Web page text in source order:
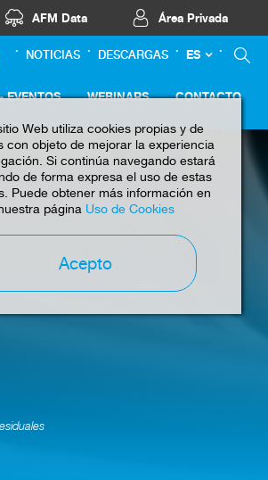
AFM Data Área Privada
NOTICIAS DESCARGAS ES
EVENTOS WEBINARS CONTACTO
Web utiliza cookies propias y de
con objeto de mejorar la experiencia
Si continúa navegando estará
de forma expresa el uso de estas
Puede obtener más información en
página Uso de Cookies
Acepto